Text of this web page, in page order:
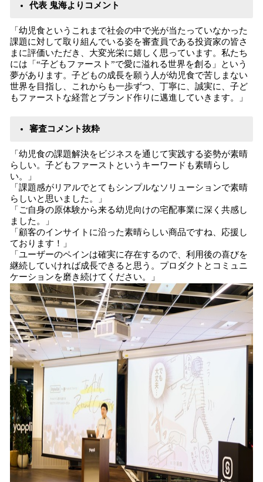
代表 鬼海よりコメント
「幼児食というこれまで社会の中で光が当たっていなかった
課題に対して取り組んでいる姿を審査員である投資家の皆さ
まに評価いただき、大変光栄に嬉しく思っています。私たち
には「“子どもファースト”で愛に溢れる世界を創る」という
夢があります。子どもの成長を願う人が幼児食で苦しまない
世界を目指し、これからも一歩ずつ、丁寧に、誠実に、子ど
もファーストな経営とブランド作りに邁進していきます。」
審査コメント抜粋
「幼児食の課題解決をビジネスを通じて実践する姿勢が素晴
らしい。子どもファーストというキーワードも素晴らし
い。」
「課題感がリアルでとてもシンプルなソリューションで素晴
らしいと思いました。」
「ご自身の原体験から来る幼児向けの宅配事業に深く共感し
ました。」
「顧客のインサイトに沿った素晴らしい商品ですね、応援し
ております！」
「ユーザーのペインは確実に存在するので、利用後の喜びを
継続していければ成長できると思う。プロダクトとコミュニ
ケーションを磨き続けてください。」